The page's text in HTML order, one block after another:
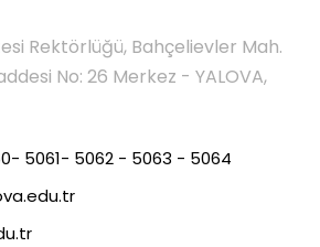
Rektörlüğü, Bahçelievler Mah.
No: 26 Merkez - YALOVA,
5061- 5062 - 5063 - 5064